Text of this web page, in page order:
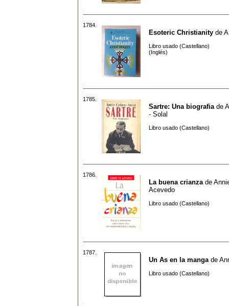
1784.
Esoteric Christianity de
Libro usado (Castellano)
(Inglés)
1785.
Sartre: Una biografia de
- Solal
Libro usado (Castellano)
1786.
La buena crianza de
Acevedo
Libro usado (Castellano)
1787.
Un As en la manga de
Libro usado (Castellano)